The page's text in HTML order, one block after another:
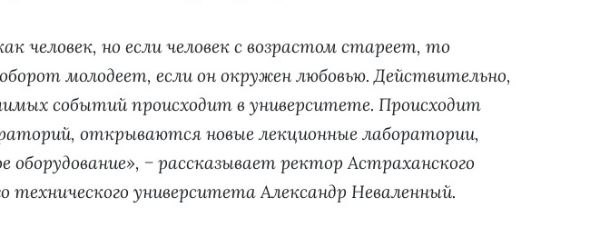
человек, но если человек с возрастом стареет, то
молодеет, если он окружен любовью. Действительно,
событий происходит в университете. Происходит
открываются новые лекционные лаборатории,
оборудование», − рассказывает ректор Астраханского
технического университета Александр Неваленный.